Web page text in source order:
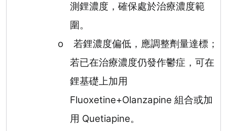
測鋰濃度，確保處於治療濃度範
圍。
o
若鋰濃度偏低，應調整劑量達標；
若已在治療濃度仍發作鬱症，可在
鋰基礎上加用
Fluoxetine+Olanzapine 組合或加
用 Quetiapine。